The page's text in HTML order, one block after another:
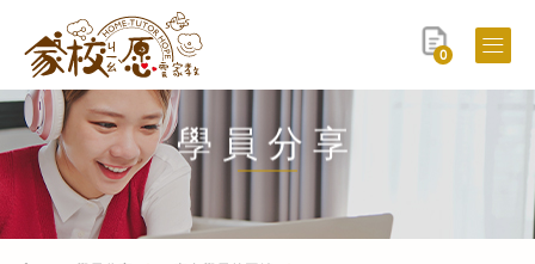
0
學員分享